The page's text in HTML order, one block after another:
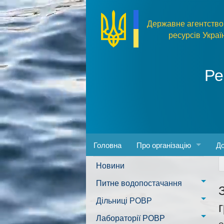
Перейти до основного матеріалу
Державне
ресурсів
Головна Про організацію
Адреса та розпорядок
Новини
Питне водопостачання
м. Миколаїв
Казанківська ТГ
Дільниці РОВР
Новоодеська дільниця –
Лабораторії РОВР